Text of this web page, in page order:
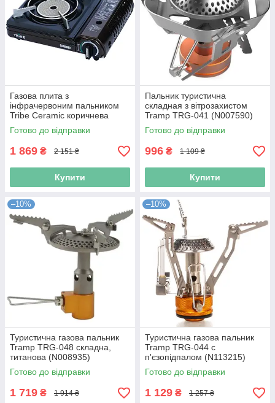
Газова плита з
інфрачервоним пальником
Tribe Ceramic коричнева
(Niz15992)
Готово до відправки
1 869 ₴ 2 151 ₴
Купити
Пальник туристична
складная з вітрозахистом
Tramp TRG-041 (N007590)
Готово до відправки
996 ₴ 1 109 ₴
Купити
–10%
Туристична газова пальник
Tramp TRG-048 складна,
титанова (N008935)
Готово до відправки
1 719 ₴ 1 914 ₴
–10%
Туристична газова пальник
Tramp TRG-044 c
п'єзопідпалом (N113215)
Готово до відправки
1 129 ₴ 1 257 ₴